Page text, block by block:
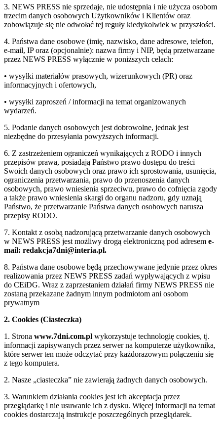
3. NEWS PRESS nie sprzedaje, nie udostępnia i nie użycza osobom
trzecim danych osobowych Użytkowników i Klientów oraz
zobowiązuje się nie odwołać tej reguły kiedykolwiek w przyszłości.
4. Państwa dane osobowe (imię, nazwisko, dane adresowe, telefon,
e-mail, IP oraz (opcjonalnie): nazwa firmy i NIP, będą przetwarzane
przez NEWS PRESS wyłącznie w poniższych celach:
• wysyłki materiałów prasowych, wizerunkowych (PR) oraz
informacyjnych i ofertowych,
• wysyłki zaproszeń / informacji na temat organizowanych
wydarzeń.
5. Podanie danych osobowych jest dobrowolne, jednak jest
niezbędne do przesyłania powyższych informacji.
6. Z zastrzeżeniem ograniczeń wynikających z RODO i innych
przepisów prawa, posiadają Państwo prawo dostępu do treści
Swoich danych osobowych oraz prawo ich sprostowania, usunięcia,
ograniczenia przetwarzania, prawo do przenoszenia danych
osobowych, prawo wniesienia sprzeciwu, prawo do cofnięcia zgody
a także prawo wniesienia skargi do organu nadzoru, gdy uznają
Państwo, że przetwarzanie Państwa danych osobowych narusza
przepisy RODO.
7. Kontakt z osobą nadzorującą przetwarzanie danych osobowych
w NEWS PRESS jest możliwy drogą elektroniczną pod adresem e-
mail: redakcja7dni@interia.pl.
8. Państwa dane osobowe będą przechowywane jedynie przez okres
realizowania przez NEWS PRESS zadań wypływających z wpisu
do CEiDG. Wraz z zaprzestaniem działań firmy NEWS PRESS nie
zostaną przekazane żadnym innym podmiotom ani osobom
prywatnym
2. Cookies (Ciasteczka)
1. Strona www.7dni.com.pl wykorzystuje technologię cookies, tj.
informacji zapisywanych przez serwer na komputerze użytkownika,
które serwer ten może odczytać przy każdorazowym połączeniu się
z tego komputera.
2. Nasze „ciasteczka” nie zawierają żadnych danych osobowych.
3. Warunkiem działania cookies jest ich akceptacja przez
przeglądarkę i nie usuwanie ich z dysku. Więcej informacji na temat
cookies dostarczają instrukcje poszczególnych przeglądarek.